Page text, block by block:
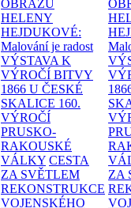
OBRAZŮ
HELENY
HEJDUKOVÉ:
Malování je radost
VÝSTAVA K
VÝROČÍ BITVY
1866 U ČESKÉ
SKALICE 160.
VÝROČÍ
PRUSKO-
RAKOUSKÉ
VÁLKY CESTA
ZA SVĚTLEM
REKONSTRUKCE
VOJENSKÉHO
ZA